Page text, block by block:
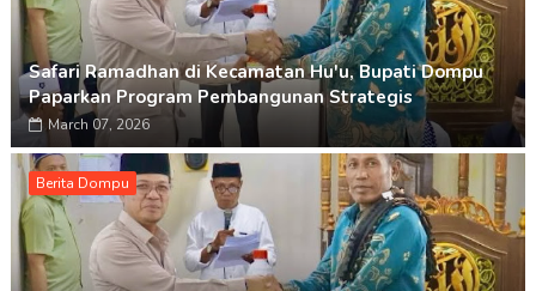
Safari Ramadhan di Kecamatan Hu'u, Bupati Dompu
Paparkan Program Pembangunan Strategis
March 07, 2026
Berita Dompu